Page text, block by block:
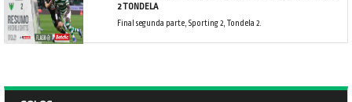
2 TONDELA
Final segunda parte, Sporting 2, Tondela 2.